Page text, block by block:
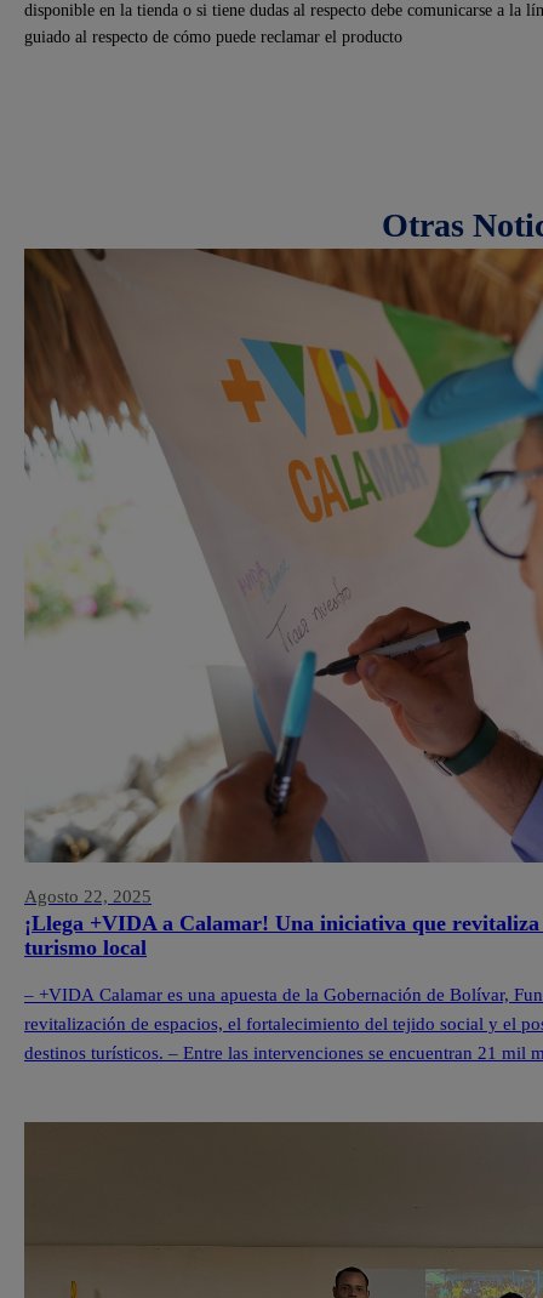
disponible en la tienda o si tiene dudas al respecto debe comunicarse a la
guiado al respecto de cómo puede reclamar el producto
Otras
Agosto 22, 2025
¡Llega +VIDA a Calamar! Una iniciativa que
turismo local
– +VIDA Calamar es una apuesta de la Gobernación de Bolívar,
revitalización de espacios, el fortalecimiento del tejido social y el
destinos turísticos. – Entre las intervenciones se encuentran 21 mil